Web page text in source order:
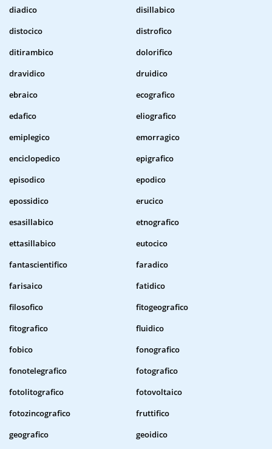
diadico
disillabico
distocico
distrofico
ditirambico
dolorifico
dravidico
druidico
ebraico
ecografico
edafico
eliografico
emiplegico
emorragico
enciclopedico
epigrafico
episodico
epodico
epossidico
erucico
esasillabico
etnografico
ettasillabico
eutocico
fantascientifico
faradico
farisaico
fatidico
filosofico
fitogeografico
fitografico
fluidico
fobico
fonografico
fonotelegrafico
fotografico
fotolitografico
fotovoltaico
fotozincografico
fruttifico
geografico
geoidico